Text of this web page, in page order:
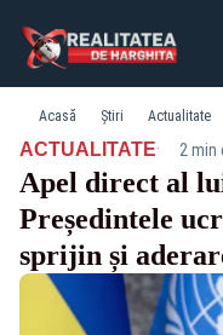
Acasă Știri Actualitate
ACTUALITATE· 2 min
Apel direct al
Președintele
sprijin și